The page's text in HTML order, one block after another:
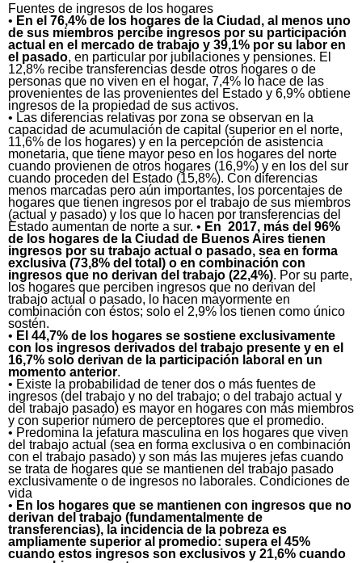
Fuentes de ingresos de los hogares
• En el 76,4% de los hogares de la Ciudad, al menos uno
de sus miembros percibe ingresos por su participación
actual en el mercado de trabajo y 39,1% por su labor en
el pasado, en particular por jubilaciones y pensiones. El
12,8% recibe transferencias desde otros hogares o de
personas que no viven en el hogar, 7,4% lo hace de las
provenientes de las provenientes del Estado y 6,9% obtiene
ingresos de la propiedad de sus activos.
• Las diferencias relativas por zona se observan en la
capacidad de acumulación de capital (superior en el norte,
11,6% de los hogares) y en la percepción de asistencia
monetaria, que tiene mayor peso en los hogares del norte
cuando provienen de otros hogares (16,9%) y en los del sur
cuando proceden del Estado (15,8%). Con diferencias
menos marcadas pero aún importantes, los porcentajes de
hogares que tienen ingresos por el trabajo de sus miembros
(actual y pasado) y los que lo hacen por transferencias del
Estado aumentan de norte a sur. • En 2017, más del 96%
de los hogares de la Ciudad de Buenos Aires tienen
ingresos por su trabajo actual o pasado, sea en forma
exclusiva (73,8% del total) o en combinación con
ingresos que no derivan del trabajo (22,4%). Por su parte,
los hogares que perciben ingresos que no derivan del
trabajo actual o pasado, lo hacen mayormente en
combinación con éstos; solo el 2,9% los tienen como único
sostén.
• El 44,7% de los hogares se sostiene exclusivamente
con los ingresos derivados del trabajo presente y en el
16,7% solo derivan de la participación laboral en un
momento anterior.
• Existe la probabilidad de tener dos o más fuentes de
ingresos (del trabajo y no del trabajo; o del trabajo actual y
del trabajo pasado) es mayor en hogares con más miembros
y con superior número de perceptores que el promedio.
• Predomina la jefatura masculina en los hogares que viven
del trabajo actual (sea en forma exclusiva o en combinación
con el trabajo pasado) y son más las mujeres jefas cuando
se trata de hogares que se mantienen del trabajo pasado
exclusivamente o de ingresos no laborales. Condiciones de
vida
• En los hogares que se mantienen con ingresos que no
derivan del trabajo (fundamentalmente de
transferencias), la incidencia de la pobreza es
ampliamente superior al promedio: supera el 45%
cuando estos ingresos son exclusivos y 21,6% cuando